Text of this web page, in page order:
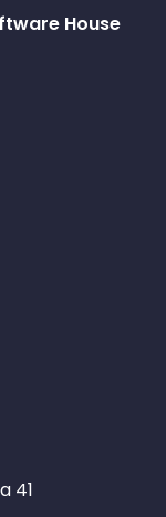
House
41